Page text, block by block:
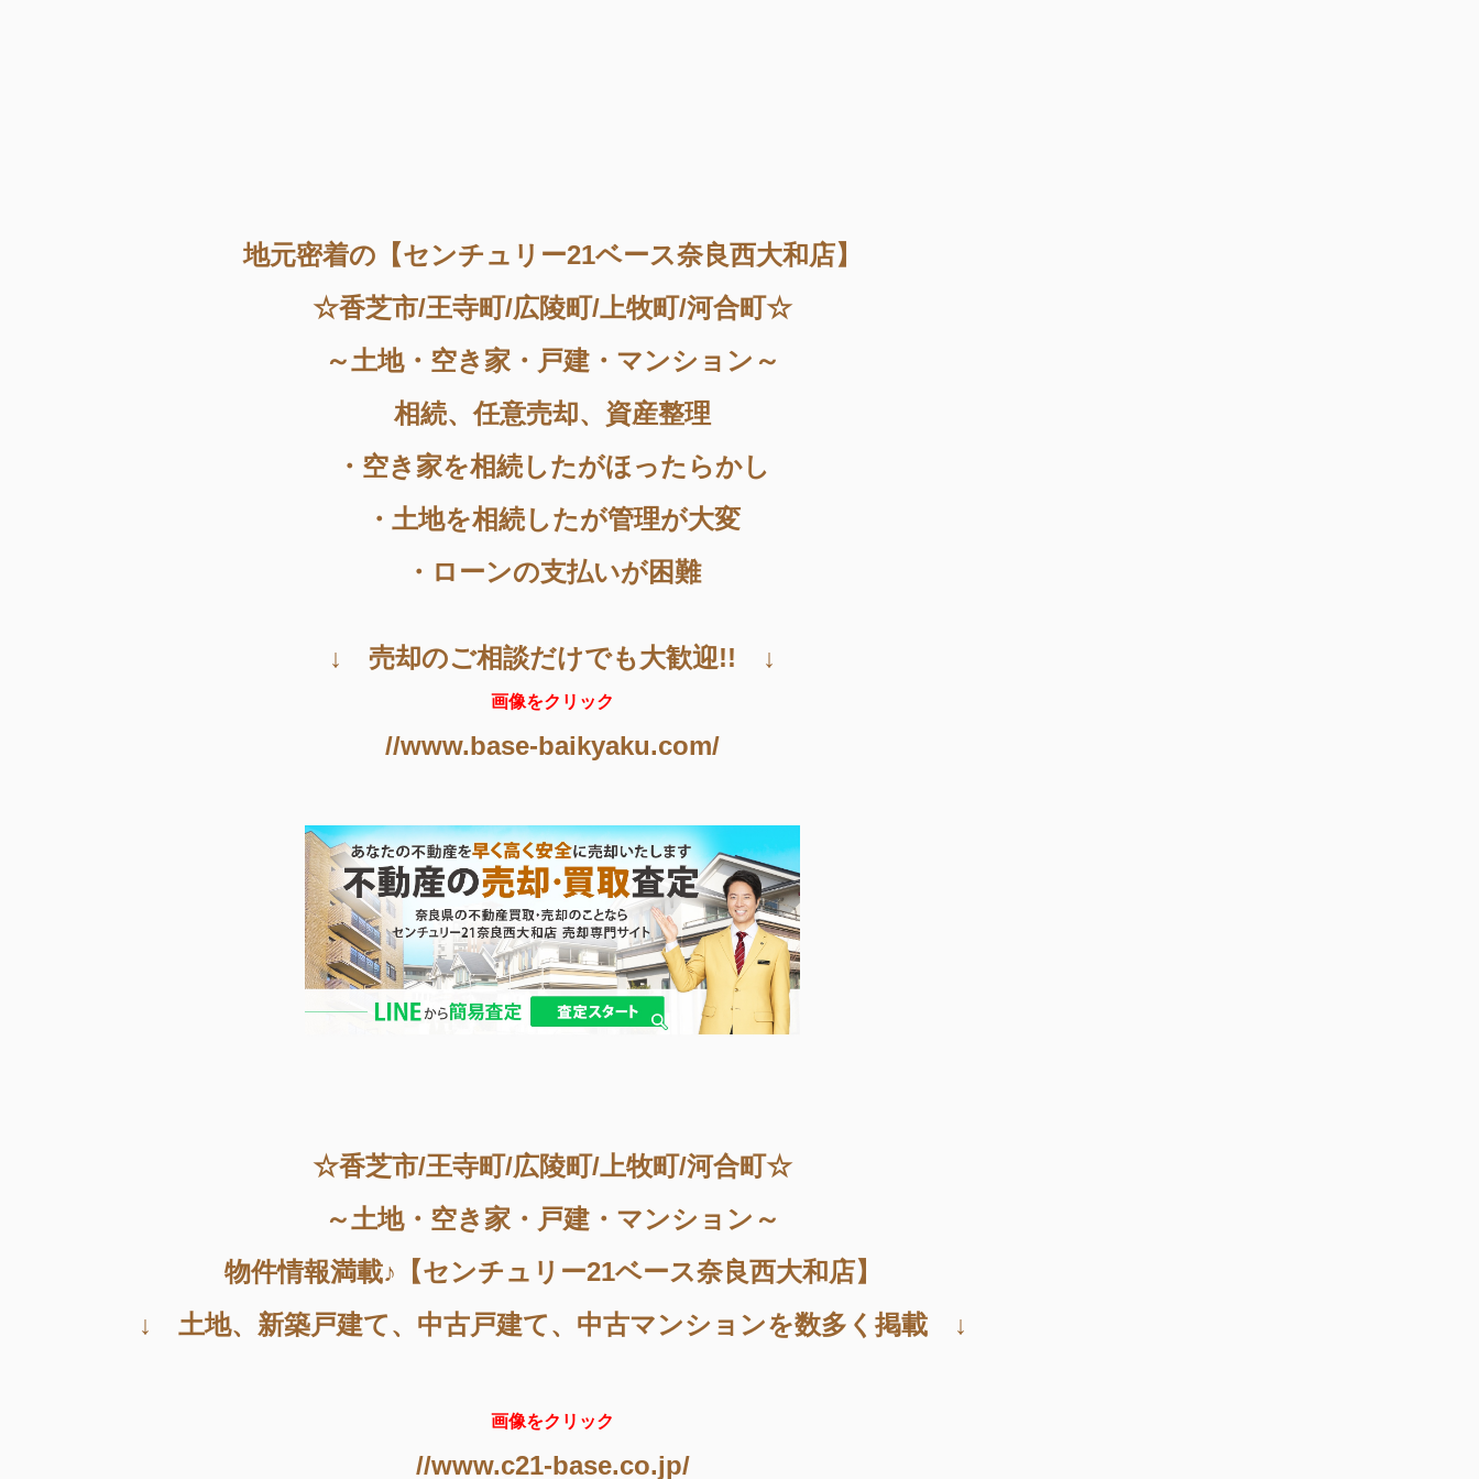
地元密着の【センチュリー21ベース奈良西大和店】
☆香芝市/王寺町/広陵町/上牧町/河合町☆
～土地・空き家・戸建・マンション～
相続、任意売却、資産整理
・空き家を相続したがほったらかし
・土地を相続したが管理が大変
・ローンの支払いが困難
↓ 売却のご相談だけでも大歓迎!! ↓
画像をクリック
//www.base-baikyaku.com/
☆香芝市/王寺町/広陵町/上牧町/河合町☆
～土地・空き家・戸建・マンション～
物件情報満載♪【センチュリー21ベース奈良西大和店】
↓ 土地、新築戸建て、中古戸建て、中古マンションを数多く掲載 ↓
画像をクリック
//www.c21-base.co.jp/